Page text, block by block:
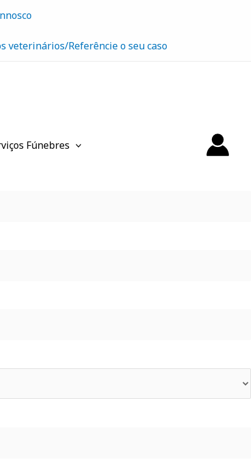
veterinários/Referêncie o seu caso
Fúnebres